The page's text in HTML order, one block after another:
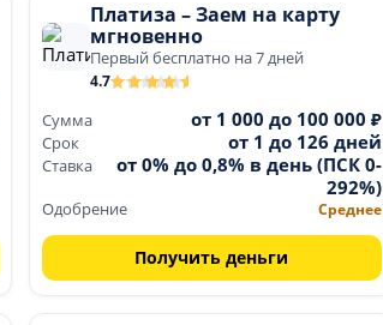
Платиза – Заем на карту
мгновенно
Первый бесплатно на 7 дней
4.7
Сумма от 1 000 до 100 000 ₽
Срок от 1 до 126 дней
Ставка
от 0% до 0,8% в день (ПСК 0-
292%)
Одобрение Среднее
Получить деньги